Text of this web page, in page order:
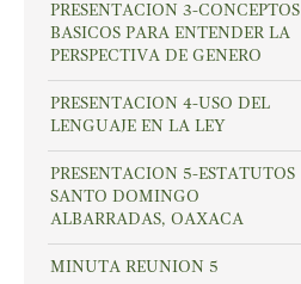
PRESENTACION 3-CONCEPTOS
BASICOS PARA ENTENDER LA
PERSPECTIVA DE GENERO
PRESENTACION 4-USO DEL
LENGUAJE EN LA LEY
PRESENTACION 5-ESTATUTOS
SANTO DOMINGO
ALBARRADAS, OAXACA
MINUTA REUNION 5